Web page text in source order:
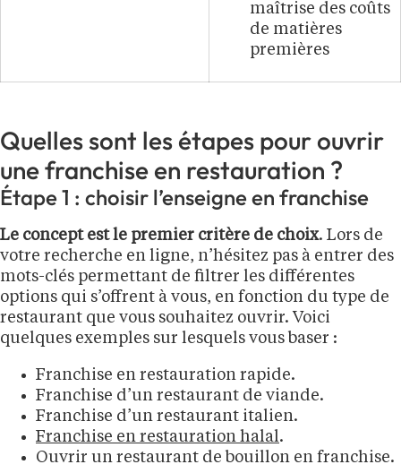
maîtrise des coûts
de matières
premières
Quelles sont les étapes pour ouvrir
une franchise en restauration ?
Étape 1 : choisir l’enseigne en franchise
Le concept est le premier critère de choix. Lors de
votre recherche en ligne, n’hésitez pas à entrer des
mots-clés permettant de filtrer les différentes
options qui s’offrent à vous, en fonction du type de
restaurant que vous souhaitez ouvrir. Voici
quelques exemples sur lesquels vous baser :
Franchise en restauration rapide.
Franchise d’un restaurant de viande.
Franchise d’un restaurant italien.
Franchise en restauration halal.
Ouvrir un restaurant de bouillon en franchise.